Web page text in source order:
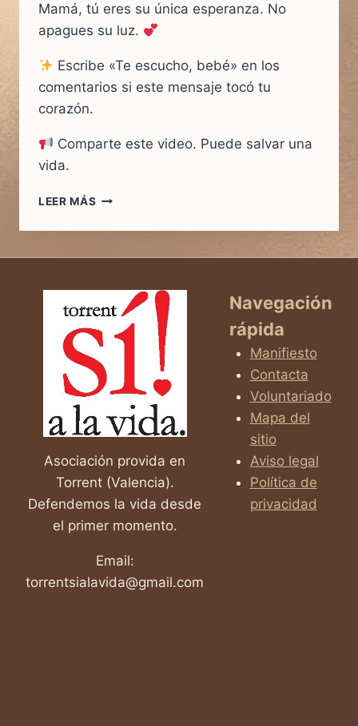
Mamá, tú eres su única esperanza. No
apagues su luz.
Escribe «Te escucho, bebé» en los
comentarios si este mensaje tocó tu
corazón.
Comparte este video. Puede salvar una
vida.
LEER MÁS
DÉJAME
CORAZÓN
Asociación provida en
Torrent (Valencia).
Defendemos la vida desde
el primer momento.
Email:
torrentsialavida@gmail.com
Navegación
rápida
Manifiesto
Contacta
Voluntariado
Mapa del
sitio
Aviso legal
Política de
privacidad